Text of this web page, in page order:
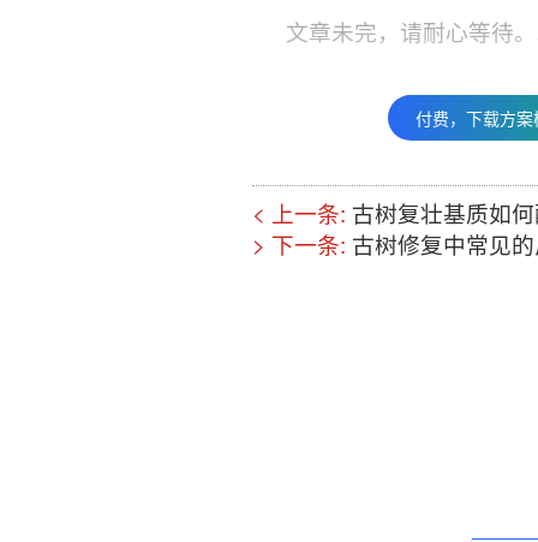
文章未完，请耐心等待
付费，下载方
< 上一条: 古树复壮基质如
> 下一条: 古树修复中常见